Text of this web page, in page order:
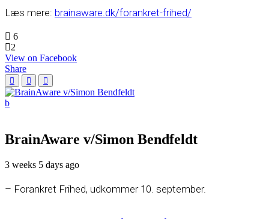
Læs mere: brainaware.dk/forankret-frihed/
6
2
View on Facebook
Share
BrainAware v/Simon Bendfeldt
3 weeks 5 days ago
– Forankret Frihed, udkommer 10. september.